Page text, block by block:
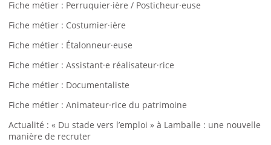
Fiche métier : Perruquier·ière / Posticheur·euse
Fiche métier : Costumier·ière
Fiche métier : Étalonneur·euse
Fiche métier : Assistant·e réalisateur·rice
Fiche métier : Documentaliste
Fiche métier : Animateur·rice du patrimoine
Actualité : « Du stade vers l’emploi » à Lamballe : une nouvelle
manière de recruter